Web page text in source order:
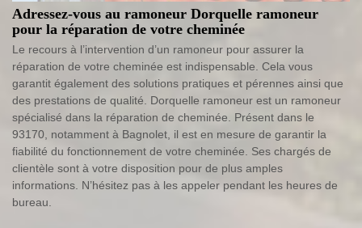
Adressez-vous au ramoneur Dorquelle ramoneur
pour la réparation de votre cheminée
Le recours à l’intervention d’un ramoneur pour assurer la
réparation de votre cheminée est indispensable. Cela vous
garantit également des solutions pratiques et pérennes ainsi que
des prestations de qualité. Dorquelle ramoneur est un ramoneur
spécialisé dans la réparation de cheminée. Présent dans le
93170, notamment à Bagnolet, il est en mesure de garantir la
fiabilité du fonctionnement de votre cheminée. Ses chargés de
clientèle sont à votre disposition pour de plus amples
informations. N’hésitez pas à les appeler pendant les heures de
bureau.